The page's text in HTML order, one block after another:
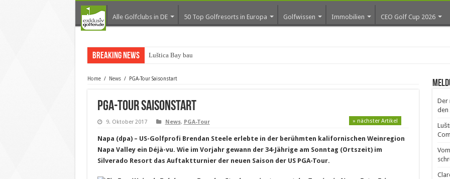
Alle Golfclubs in DE 50 Top Golfresorts in Europa Golfwissen Immobilien CEO Golf Cup 2026
Breaking News Luštica Bay baut Monten
Home / News / PGA-Tour Saisonstart
PGA-Tour Saisonstart
9. Oktober 2017 News, PGA-Tour » nächster Artikel
Napa (dpa) – US-Golfprofi Brendan Steele erlebte in der berühmten kalifornischen Weinregion
Napa Valley ein Déjà-vu. Wie im Vorjahr gewann der 34-Jährige am Sonntag (Ortszeit) im
Silverado Resort das Auftaktturnier der neuen Saison der US PGA-Tour.
Der
den